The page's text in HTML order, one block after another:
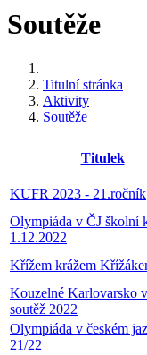
Soutěže
Titulní stránka
Aktivity
Soutěže
Titulek
KUFR 2023 - 21.ročník
Olympiáda v ČJ školní
1.12.2022
Křížem krážem
Kouzelné Karlovarsko
soutěž 2022
Olympiáda v českém
21/22